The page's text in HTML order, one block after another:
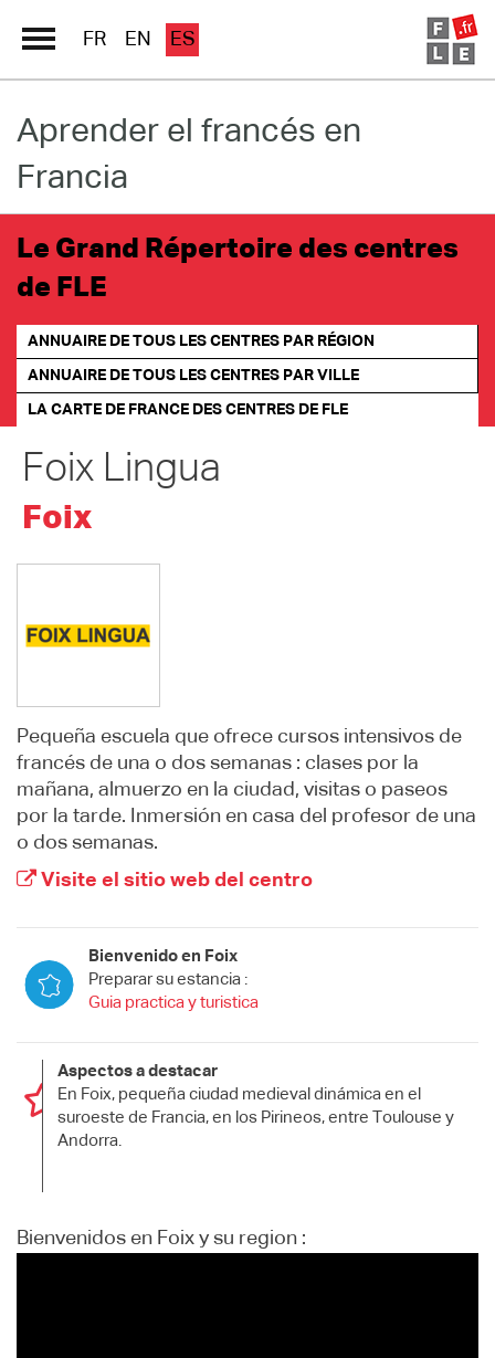
Directorio Escuelas
Immersion France
El francés en línea
Les pages PRO FLE
FR EN ES
Aprender el francés en
Francia
Le Grand Répertoire des centres
de FLE
ANNUAIRE DE TOUS LES CENTRES PAR RÉGION
ANNUAIRE DE TOUS LES CENTRES PAR VILLE
LA CARTE DE FRANCE DES CENTRES DE FLE
Foix Lingua
Foix
Pequeña escuela que ofrece cursos intensivos de
francés de una o dos semanas : clases por la
mañana, almuerzo en la ciudad, visitas o paseos
por la tarde. Inmersión en casa del profesor de una
o dos semanas.
Visite el sitio web del centro
Bienvenido en Foix
Preparar su estancia :
Guia practica y turistica
Aspectos a destacar
En Foix, pequeña ciudad medieval dinámica en el
suroeste de Francia, en los Pirineos, entre Toulouse y
Andorra.
Bienvenidos en Foix y su region :